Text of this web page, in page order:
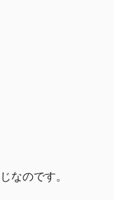
なのです。